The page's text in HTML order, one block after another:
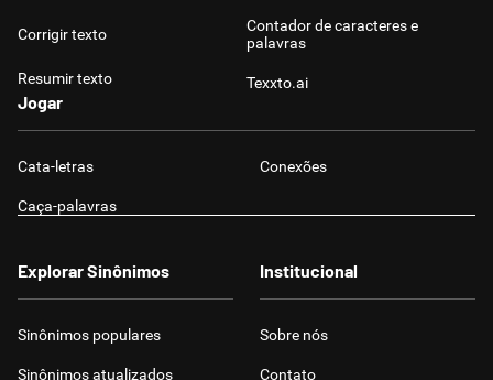
Corrigir texto
Resumir texto
Contador de caracteres e
palavras
Texxto.ai
Jogar
Cata-letras Conexões
Caça-palavras
Explorar Sinônimos
Sinônimos populares
Sinônimos atualizados
Institucional
Sobre nós
Contato